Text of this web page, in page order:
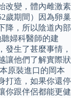
改變，體內雌激素
歲期間）因為卵巢
降，所以陰道內部
婦科醫師的建
發生了甚麼事情，
讓他們了解實際狀
原裝進口的岡本
打造，如果你還停
你跟伴侶都能更健